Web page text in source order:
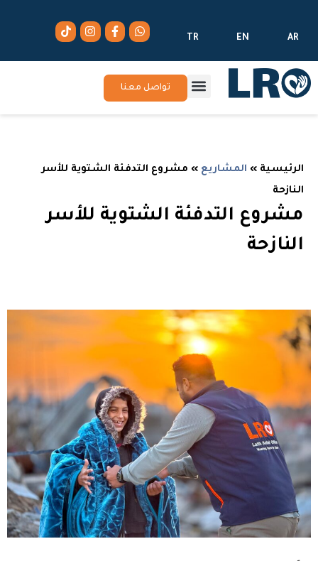
AR
EN
TR
تواصل معنا
الرئيسية » المشاريع » مشروع التدفئة الشتوية للأسر
النازحة
مشروع التدفئة الشتوية للأسر
النازحة